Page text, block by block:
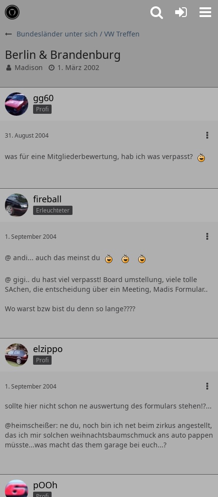
Bundesländer unter sich / VW Treffen
Berlin & Brandenburg
Madison 1. März 2002
gg60
Profi
31. August 2004
was für eine Mitgliederbewertung, hab ich was verpasst?
fireball
Erleuchteter
1. September 2004
@ andi... auch das meinst du
@ gigi.. du hast viel verpasst! Board umstellung, viele tolle
SAchen, die entscheidung über ein Meeting, Madis Formular..
Wo warst bzw bist du denn so lange????
elzippo
Profi
1. September 2004
sollte hier nicht schon ne auswertung des formulars stehen!?...
@heimscheißer: ne du, noch bin ich net beim zirkus angestellt,
das ich mir solchen weihnachtsbaumschmuck ans auto pappen
müsste...was macht das them garage bei euch...?
pOOh